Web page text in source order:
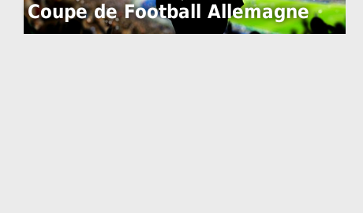
Coupe de Football Allemagne